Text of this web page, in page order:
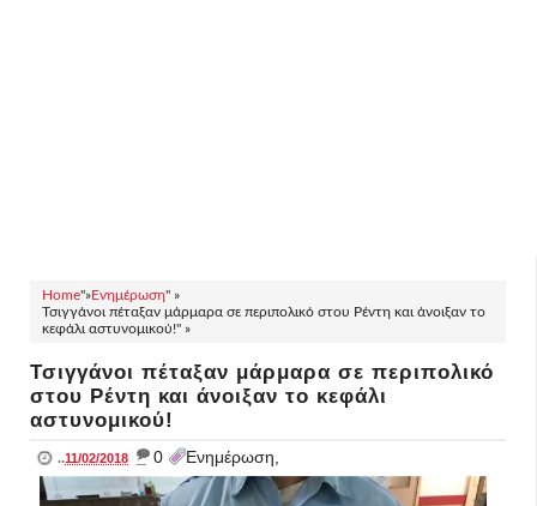
Home"»Ενημέρωση" »
Τσιγγάνοι πέταξαν μάρμαρα σε περιπολικό στου Ρέντη και άνοιξαν το
κεφάλι αστυνομικού!" »
Τσιγγάνοι πέταξαν μάρμαρα σε περιπολικό
στου Ρέντη και άνοιξαν το κεφάλι
αστυνομικού!
..11/02/2018 _ 0 Ενημέρωση,